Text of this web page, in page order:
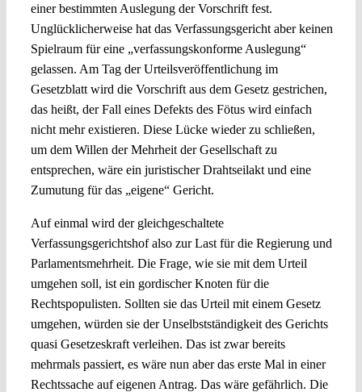
einer bestimmten Auslegung der Vorschrift fest.
Unglücklicherweise hat das Verfassungsgericht aber keinen
Spielraum für eine „verfassungskonforme Auslegung“
gelassen. Am Tag der Urteilsveröffentlichung im
Gesetzblatt wird die Vorschrift aus dem Gesetz gestrichen,
das heißt, der Fall eines Defekts des Fötus wird einfach
nicht mehr existieren. Diese Lücke wieder zu schließen,
um dem Willen der Mehrheit der Gesellschaft zu
entsprechen, wäre ein juristischer Drahtseilakt und eine
Zumutung für das „eigene“ Gericht.
Auf einmal wird der gleichgeschaltete
Verfassungsgerichtshof also zur Last für die Regierung und
Parlamentsmehrheit. Die Frage, wie sie mit dem Urteil
umgehen soll, ist ein gordischer Knoten für die
Rechtspopulisten. Sollten sie das Urteil mit einem Gesetz
umgehen, würden sie der Unselbstständigkeit des Gerichts
quasi Gesetzeskraft verleihen. Das ist zwar bereits
mehrmals passiert, es wäre nun aber das erste Mal in einer
Rechtssache auf eigenen Antrag. Das wäre gefährlich. Die